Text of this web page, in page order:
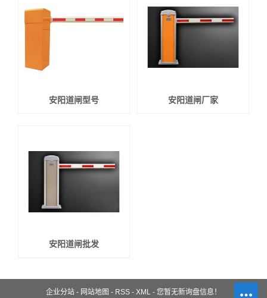
安阳道闸型号 安阳道闸厂家
安阳道闸批发
企业分站 - 网站地图 - RSS - XML - 您暂无新询盘信息！